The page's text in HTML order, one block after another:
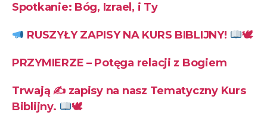
Spotkanie: Bóg, Izrael, i Ty
RUSZYŁY ZAPISY NA KURS BIBLIJNY! 🕊
PRZYMIERZE – Potęga relacji z Bogiem
Trwają ✍zapisy na nasz Tematyczny Kurs
Biblijny.
🕊